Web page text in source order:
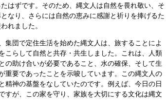
はずです。 そのため、縄文人は自然を畏れ敬い、そ
なり、さらには自然の恵みに感謝と祈りを捧げるた
れました。
団で定住生活を始めた縄文人は、旅することによ
らして自然と共存・共生しました。 これは、人類
の助け合いが必要であること、水の確保、そして生
要であったことを示唆しています。 この縄文人の
神の基盤をなしていたのです。例えば、今日の日
すが、この家を守り、家族を大切にする文化は縄文